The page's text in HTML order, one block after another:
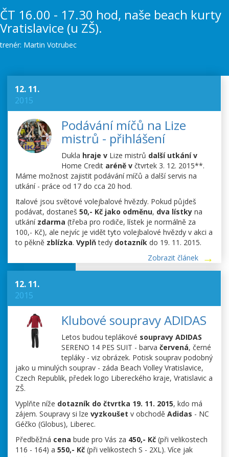
ČT 16.00 - 17.30 hod, naše beach kurty
Vratislavice (u ZŠ).
trenér: Martin Votrubec
12. 11.
2015
Podávání míčů na Lize
mistrů - přihlášení
Dukla hraje v Lize mistrů další utkání v
Home Creditaréně v čtvrtek 3. 12. 2015**.
Máme možnost zajistit podávání míčů a další servis na
utkání - práce od 17 do cca 20 hod.
Italové jsou světové volejbalové hvězdy. Pokud půjdeš
podávat, dostaneš 50,- Kč jako odměnu, dva lístky na
utkání zdarma (třeba pro rodiče, lístek je normálně za
100,- Kč), ale nejvíc je vidět tyto volejbalové hvězdy v akci a
to pěkně zblízka. Vyplňtedy dotazník do 19. 11. 2015.
Zobrazit článek
12. 11.
2015
Klubové soupravy ADIDAS
Letos budou teplákové soupravy ADIDAS
SERENO 14 PES SUIT - barva červená, černé
tepláky - viz obrázek. Potisk souprav podobný
jako u minulých souprav - záda Beach Volley Vratislavice,
Czech Republik, předek logo Libereckého kraje, Vratislavic a
ZŠ.
Vyplňte níže dotazník do čtvrtka 19. 11. 2015, kdo má
zájem. Soupravy si lze vyzkoušet v obchodě Adidas - NC
Géčko (Globus), Liberec.
Předběžná cena bude pro Vás za 450,- Kč (při velikostech
116 - 164) a 550,- Kč (při velikostech S - 2XL). Více jak